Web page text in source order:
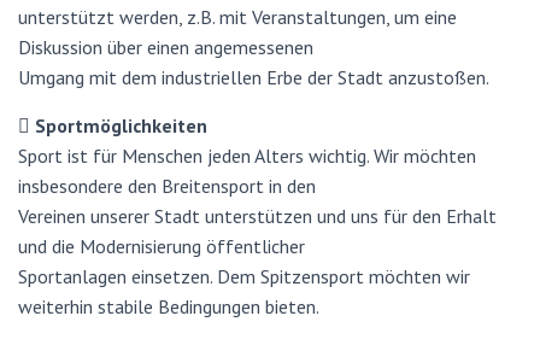
unterstützt werden, z.B. mit Veranstaltungen, um eine
Diskussion über einen angemessenen
Umgang mit dem industriellen Erbe der Stadt anzustoßen.
 Sportmöglichkeiten
Sport ist für Menschen jeden Alters wichtig. Wir möchten
insbesondere den Breitensport in den
Vereinen unserer Stadt unterstützen und uns für den Erhalt
und die Modernisierung öffentlicher
Sportanlagen einsetzen. Dem Spitzensport möchten wir
weiterhin stabile Bedingungen bieten.